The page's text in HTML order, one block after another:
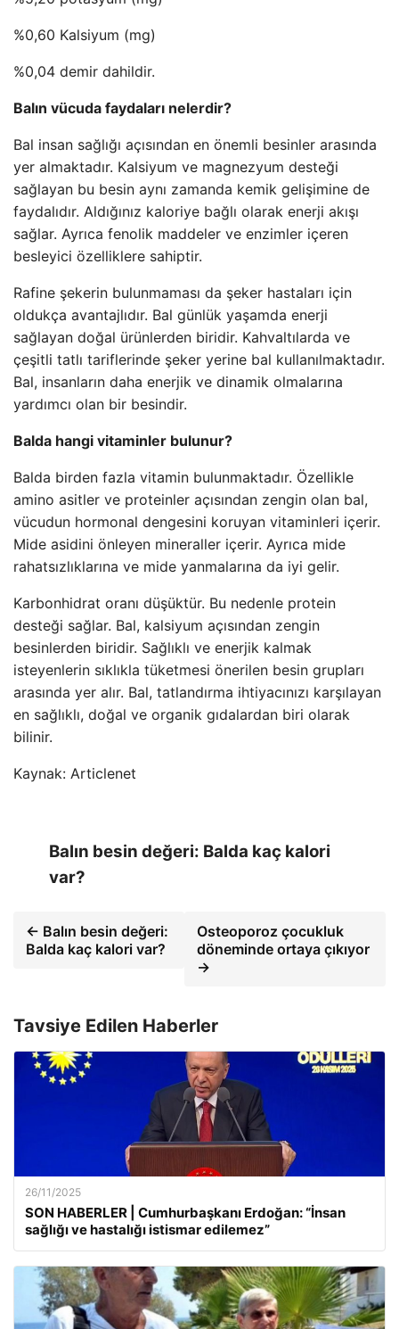
%0,60 Kalsiyum (mg)
%0,04 demir dahildir.
Balın vücuda faydaları nelerdir?
Bal insan sağlığı açısından en önemli besinler arasında
yer almaktadır. Kalsiyum ve magnezyum desteği
sağlayan bu besin aynı zamanda kemik gelişimine de
faydalıdır. Aldığınız kaloriye bağlı olarak enerji akışı
sağlar. Ayrıca fenolik maddeler ve enzimler içeren
besleyici özelliklere sahiptir.
Rafine şekerin bulunmaması da şeker hastaları için
oldukça avantajlıdır. Bal günlük yaşamda enerji
sağlayan doğal ürünlerden biridir. Kahvaltılarda ve
çeşitli tatlı tariflerinde şeker yerine bal kullanılmaktadır.
Bal, insanların daha enerjik ve dinamik olmalarına
yardımcı olan bir besindir.
Balda hangi vitaminler bulunur?
Balda birden fazla vitamin bulunmaktadır. Özellikle
amino asitler ve proteinler açısından zengin olan bal,
vücudun hormonal dengesini koruyan vitaminleri içerir.
Mide asidini önleyen mineraller içerir. Ayrıca mide
rahatsızlıklarına ve mide yanmalarına da iyi gelir.
Karbonhidrat oranı düşüktür. Bu nedenle protein
desteği sağlar. Bal, kalsiyum açısından zengin
besinlerden biridir. Sağlıklı ve enerjik kalmak
isteyenlerin sıklıkla tüketmesi önerilen besin grupları
arasında yer alır. Bal, tatlandırma ihtiyacınızı karşılayan
en sağlıklı, doğal ve organik gıdalardan biri olarak
bilinir.
Kaynak: Articlenet
Balın besin değeri: Balda kaç kalori
var?
← Balın besin değeri:
Balda kaç kalori var?
Osteoporoz çocukluk
döneminde ortaya çıkıyor
→
Tavsiye Edilen Haberler
26/11/2025
SON HABERLER | Cumhurbaşkanı Erdoğan: “İnsan
sağlığı ve hastalığı istismar edilemez”